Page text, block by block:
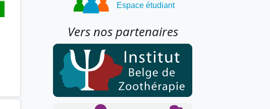
Espace étudiant
Vers nos partenaires